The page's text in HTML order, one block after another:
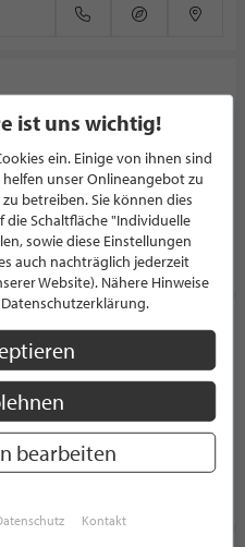
123
ist uns wichtig!
ein. Einige von ihnen sind
unser Onlineangebot zu
betreiben. Sie können dies
Schaltfläche "Individuelle
sowie diese Einstellungen
auch nachträglich jederzeit
Website). Nähere Hinweise
bearbeiten
Kontakt